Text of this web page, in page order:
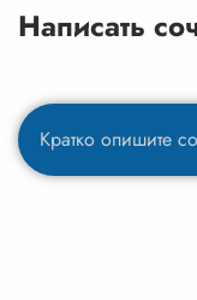
Написать